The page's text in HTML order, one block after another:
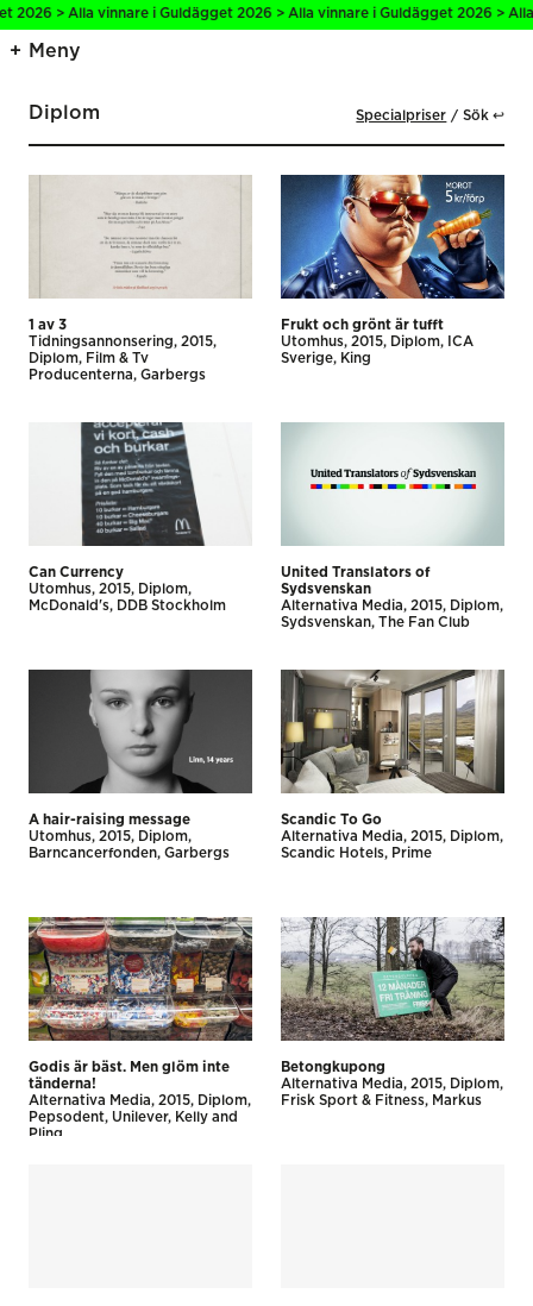
> Alla vinnare i Guldägget 2026 > Alla vinnare i Guldägget 2026 > Alla
Meny
Diplom Specialpriser Sök ↩
1 av 3
Tidnings­annonsering
2015
Diplom
Film & Tv
Producenterna
Garbergs
Frukt och grönt är tufft
Utomhus 2015 Diplom
ICA
Sverige
King
Can Currency
Utomhus 2015
Diplom
McDonald's
DDB Stockholm
United Translators of
Sydsvenskan
Alternativa Media
2015
Diplom
Sydsvenskan The Fan Club
A hair-raising message
Utomhus 2015
Diplom
Barncancerfonden Garbergs
Scandic To Go
Alternativa Media
2015
Diplom
Scandic Hotels
Prime
Godis är bäst. Men glöm inte
tänderna!
Alternativa Media
2015
Diplom
Pepsodent
Unilever
Kelly and
Pling
Betongkupong
Alternativa Media
2015
Diplom
Frisk Sport & Fitness
Markus